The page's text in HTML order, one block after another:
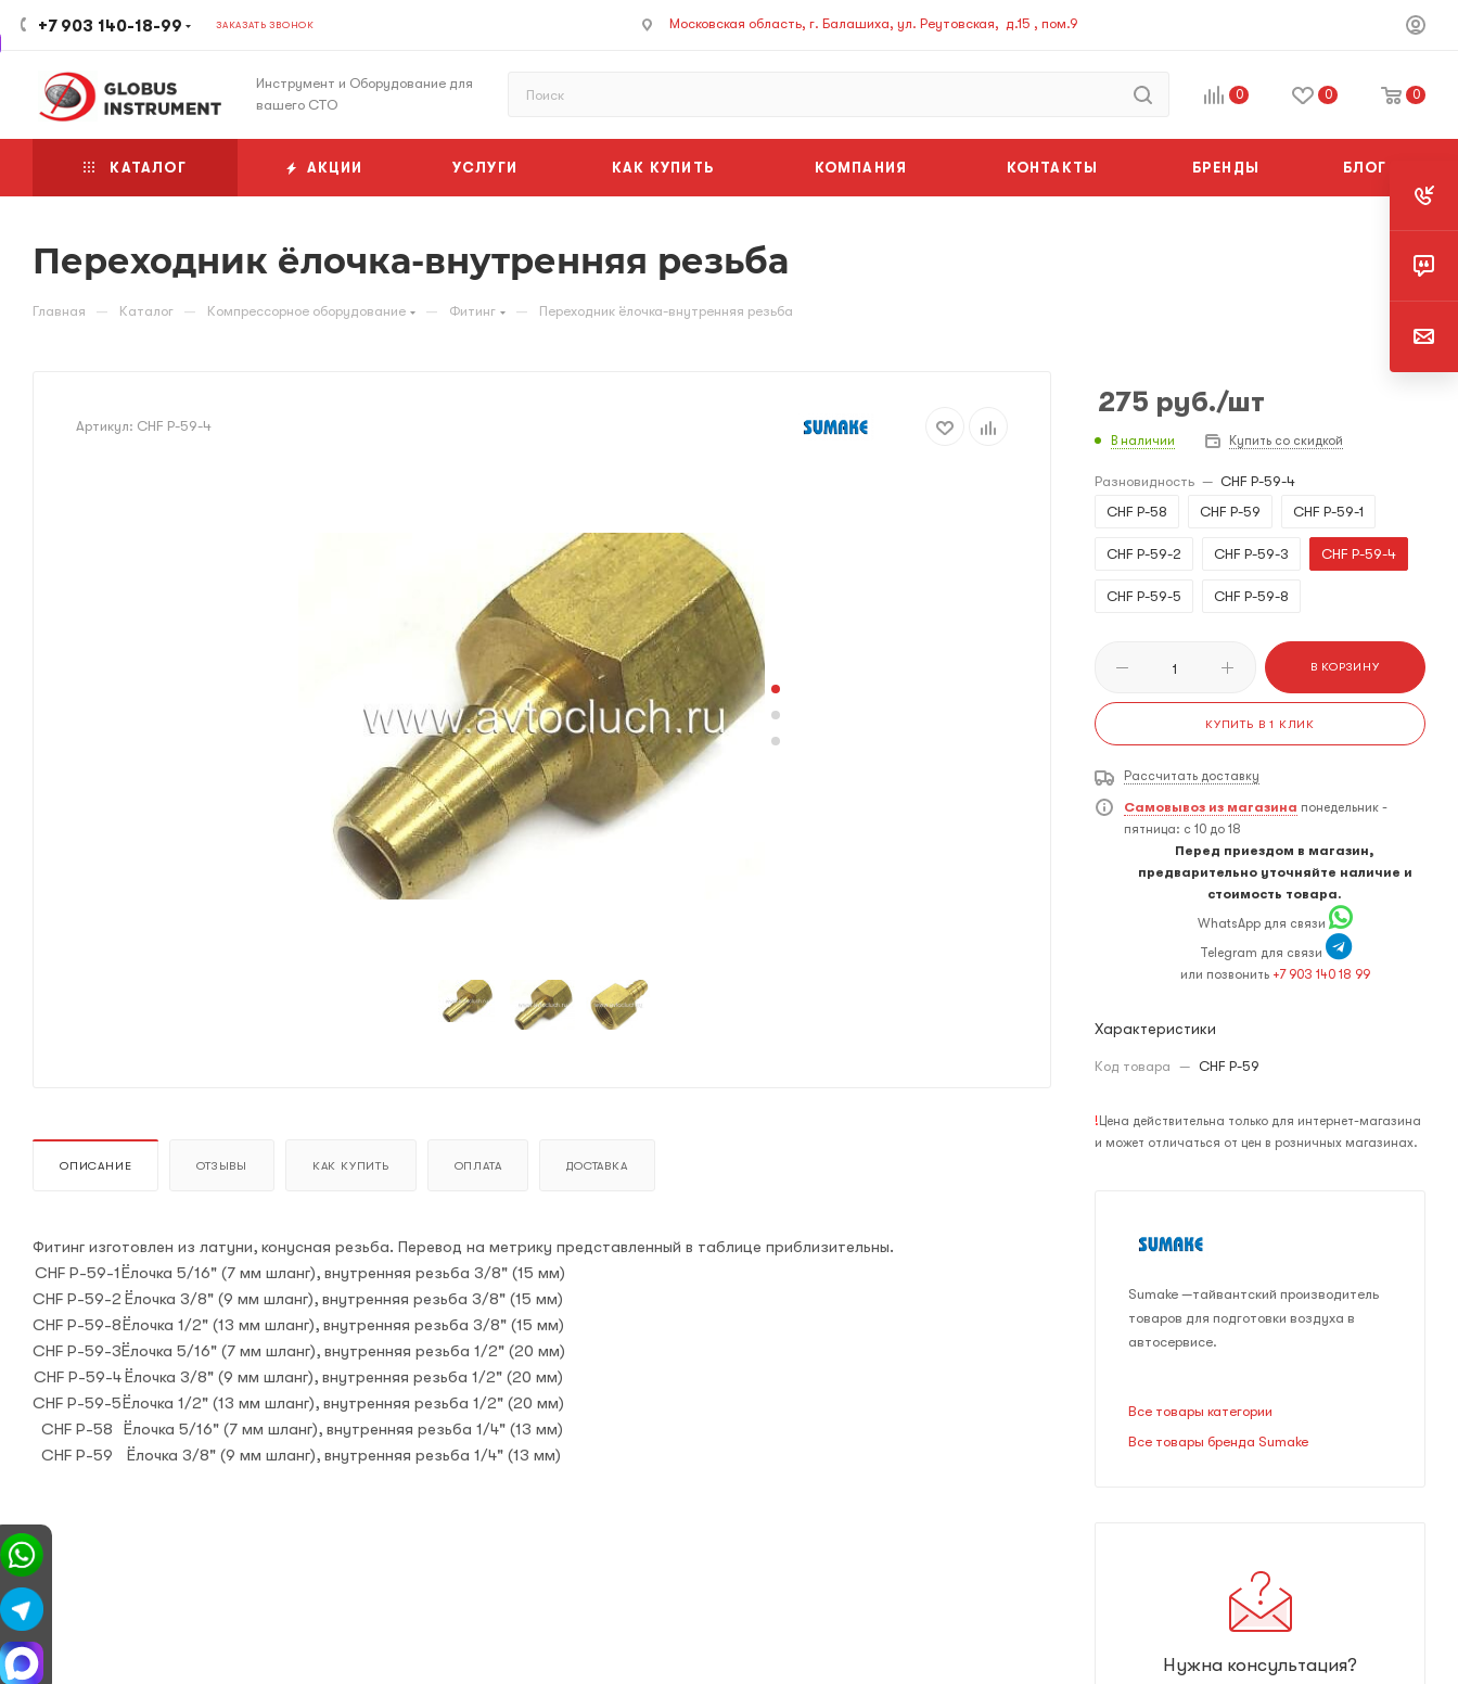
+7 903 140-18-99 ЗАКАЗАТЬ ЗВОНОК Московская область, г. Балашиха, ул. Реутовская, д.15 , пом.9
Инструмент и Оборудование для
вашего СТО
0 0 0
КАТАЛОГ АКЦИИ УСЛУГИ КАК КУПИТЬ КОМПАНИЯ КОНТАКТЫ БРЕНДЫ БЛОГ
Переходник ёлочка-внутренняя резьба
Главная — Каталог — Компрессорное оборудование — Фитинг — Переходник ёлочка-внутренняя резьба
Артикул: CHF Р-59-4
ОПИСАНИЕ ОТЗЫВЫ КАК КУПИТЬ ОПЛАТА ДОСТАВКА
Фитинг изготовлен из латуни, конусная резьба. Перевод на метрику представленный в таблице приблизительны.
CHF Р-59-1Ёлочка 5/16" (7 мм шланг), внутренняя резьба 3/8" (15 мм)
CHF Р-59-2 Ёлочка 3/8" (9 мм шланг), внутренняя резьба 3/8" (15 мм)
CHF Р-59-8Ёлочка 1/2" (13 мм шланг), внутренняя резьба 3/8" (15 мм)
CHF Р-59-3Ёлочка 5/16" (7 мм шланг), внутренняя резьба 1/2" (20 мм)
CHF Р-59-4Ёлочка 3/8" (9 мм шланг), внутренняя резьба 1/2" (20 мм)
CHF Р-59-5Ёлочка 1/2" (13 мм шланг), внутренняя резьба 1/2" (20 мм)
CHF Р-58
Ёлочка 5/16" (7 мм шланг), внутренняя резьба 1/4" (13 мм)
CHF Р-59
Ёлочка 3/8" (9 мм шланг), внутренняя резьба 1/4" (13 мм)
275 руб./шт
В наличии Купить со скидкой
Разновидность — CHF Р-59-4
CHF Р-58
CHF Р-59 CHF Р-59-1
CHF Р-59-2 CHF Р-59-3 CHF Р-59-4
CHF Р-59-5 CHF Р-59-8
В КОРЗИНУ
КУПИТЬ В 1 КЛИК
Рассчитать доставку
Самовывоз из магазина понедельник -
пятница: с 10 до 18
Перед приездом в магазин,
предварительно уточняйте наличие и
стоимость товара.
WhatsApp для связи
Telegram для связи
или позвонить +7 903 140 18 99
Характеристики
Код товара — CHF Р-59
! Цена действительна только для интернет-магазина
и может отличаться от цен в розничных магазинах.
Sumake —тайвантский производитель
товаров для подготовки воздуха в
автосервисе.
Все товары категории
Все товары бренда Sumake
Нужна консультация?